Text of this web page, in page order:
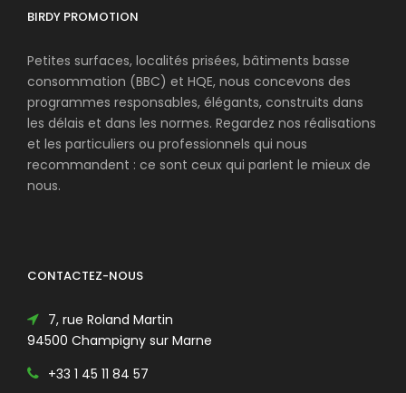
BIRDY PROMOTION
Petites surfaces, localités prisées, bâtiments basse
consommation (BBC) et HQE, nous concevons des
programmes responsables, élégants, construits dans
les délais et dans les normes. Regardez nos réalisations
et les particuliers ou professionnels qui nous
recommandent : ce sont ceux qui parlent le mieux de
nous.
CONTACTEZ-NOUS
7, rue Roland Martin
94500 Champigny sur Marne
+33 1 45 11 84 57